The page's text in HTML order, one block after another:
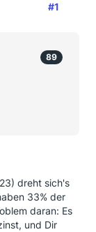
#1
89
dreht sich's
33% der
daran: Es
und Dir